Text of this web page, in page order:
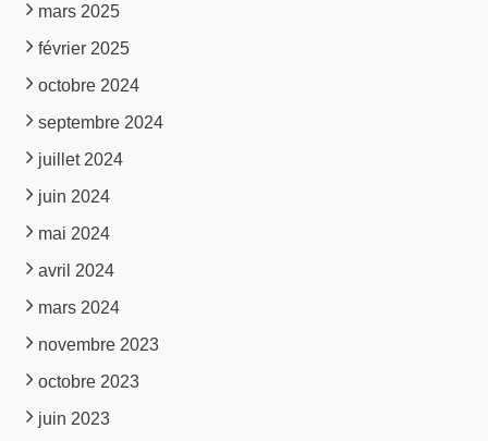
mars 2025
février 2025
octobre 2024
septembre 2024
juillet 2024
juin 2024
mai 2024
avril 2024
mars 2024
novembre 2023
octobre 2023
juin 2023